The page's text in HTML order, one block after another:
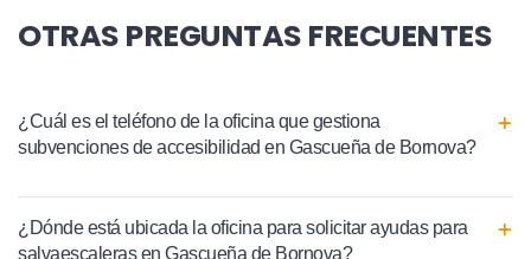
OTRAS PREGUNTAS FRECUENTES
¿Cuál es el teléfono de la oficina que gestiona
subvenciones de accesibilidad en Gascueña de Bornova?
¿Dónde está ubicada la oficina para solicitar ayudas para
salvaescaleras en Gascueña de Bornova?